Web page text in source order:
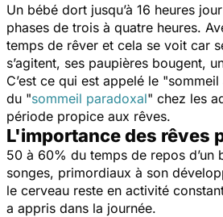
Un bébé dort jusqu’à 16 heures
phases de trois à quatre heures.
temps de rêver et cela se voit car
s’agitent, ses paupières bougent,
C’est ce qui est appelé le "sommeil
du "sommeil paradoxal" chez les
période propice aux rêves.
L'importance des rêves
50 à 60% du temps de repos d’un
songes, primordiaux à son
le cerveau reste en activité
a appris dans la journée.